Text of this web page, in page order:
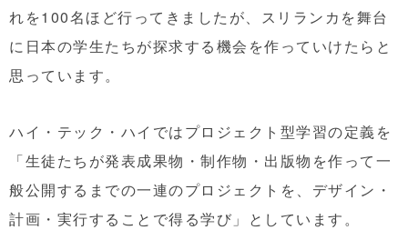
れを100名ほど行ってきましたが、スリランカを舞台
に日本の学生たちが探求する機会を作っていけたらと
思っています。
ハイ・テック・ハイではプロジェクト型学習の定義を
「生徒たちが発表成果物・制作物・出版物を作って一
般公開するまでの一連のプロジェクトを、デザイン・
計画・実行することで得る学び」としています。